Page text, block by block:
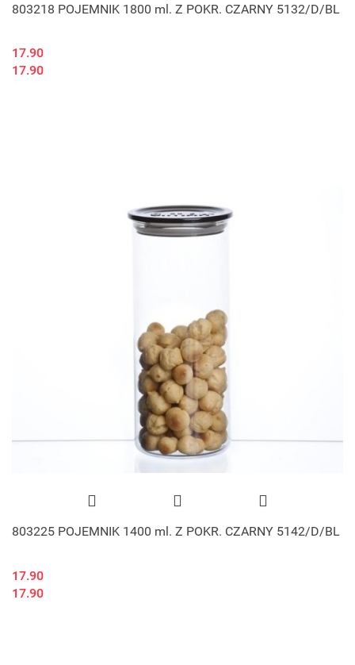
803218 POJEMNIK 1800 ml. Z POKR. CZARNY 5132/D/BL
17.90
17.90
803225 POJEMNIK 1400 ml. Z POKR. CZARNY 5142/D/BL
17.90
17.90